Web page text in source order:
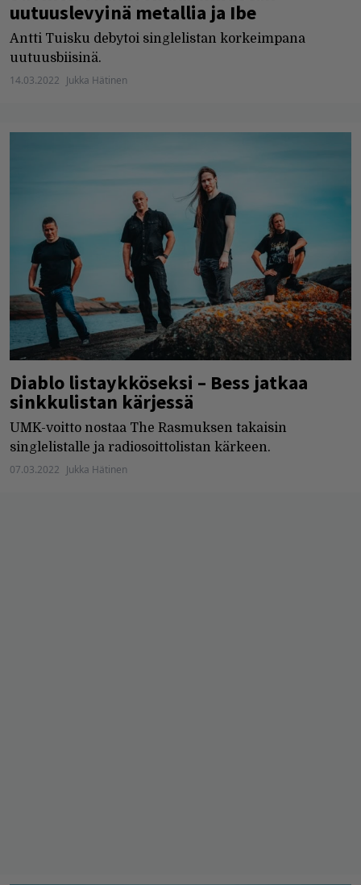
uutuuslevyinä metallia ja Ibe
Antti Tuisku debytoi singlelistan korkeimpana
uutuusbiisinä.
14.03.2022 Jukka Hätinen
Diablo listaykköseksi – Bess jatkaa
sinkkulistan kärjessä
UMK-voitto nostaa The Rasmuksen takaisin
singlelistalle ja radiosoittolistan kärkeen.
07.03.2022 Jukka Hätinen